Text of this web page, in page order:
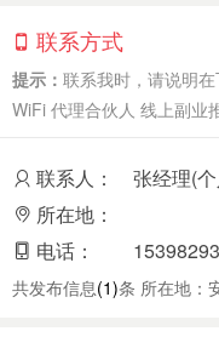
联系方式
提示： 联系我时，请说明
WiFi 代理合伙人 线上副业
联系人：
张经理(
所在地：
电话：
共发布信息(1)条 所在地：